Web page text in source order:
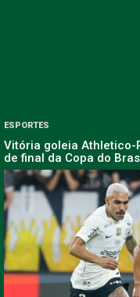
ESPORTES
Vitória goleia Athletico-
de final da Copa do